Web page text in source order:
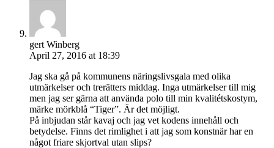
gert Winberg
April 27, 2016 at 18:39
Jag ska gå på kommunens näringslivsgala med olika
utmärkelser och trerätters middag. Inga utmärkelser till mig
men jag ser gärna att använda polo till min kvalitétskostym,
märke mörkblå “Tiger”. Är det möjligt.
På inbjudan står kavaj och jag vet kodens innehåll och
betydelse. Finns det rimlighet i att jag som konstnär har en
något friare skjortval utan slips?